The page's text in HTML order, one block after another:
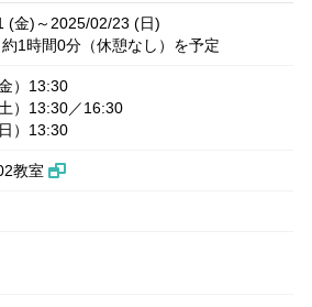
(金)～2025/02/23 (日)
約1時間0分（休憩なし）を予定
）13:30
）13:30／16:30
）13:30
教室